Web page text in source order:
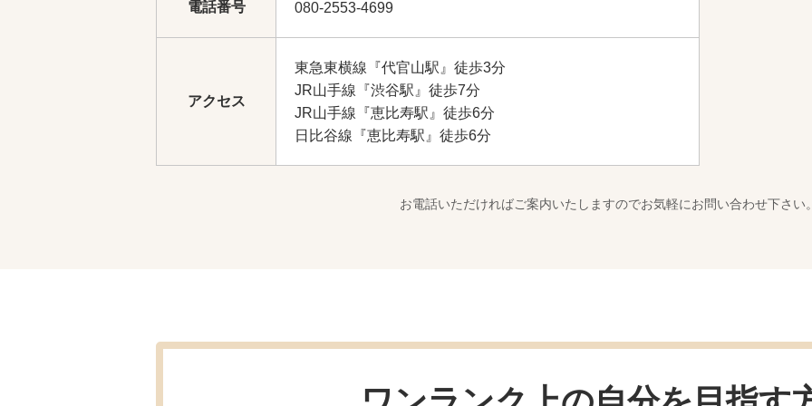
電話番号 080-2553-4699
アクセス
東急東横線『代官山駅』徒歩3分
JR山手線『渋谷駅』徒歩7分
JR山手線『恵比寿駅』徒歩6分
日比谷線『恵比寿駅』徒歩6分
お電話いただければご案内いたしますのでお気軽にお問い合わせ下さい